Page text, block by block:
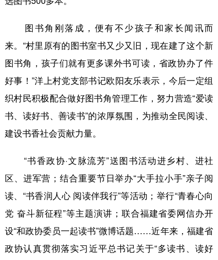
图书角刚落成，便有不少孩子和家长闻讯而
来。“村里原有的图书室书又少又旧，现在建了这个新
图书角，孩子们就有更多课外书可读，省政协办了件
好事！”洋上村党支部书记欧阳友乐表示，今后一定组
织村民积极配合做好图书角管理工作，努力营造“爱读
书、读好书、善读书”的浓厚氛围，为推动全民阅读、
建设书香社会贡献力量。
“书香政协·文脉流芳”送图书活动进乡村、进社
区、进军营；结合重要节日举办“大手拉小手”亲子阅
读、“书香润人心 阅读伴我行”等活动；举行“青春心向
党 奋斗新征程”等主题演讲；联合福建省委网信办开
设“和政协委员一起读书”微博话题……近年来，福建省
政协认真贯彻落实习近平总书记关于“多读书、读好